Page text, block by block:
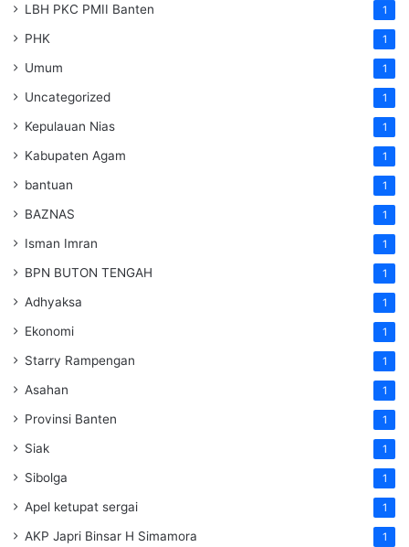
LBH PKC PMII Banten 1
PHK 1
Umum 1
Uncategorized 1
Kepulauan Nias 1
Kabupaten Agam 1
bantuan 1
BAZNAS 1
Isman Imran 1
BPN BUTON TENGAH 1
Adhyaksa 1
Ekonomi 1
Starry Rampengan 1
Asahan 1
Provinsi Banten 1
Siak 1
Sibolga 1
Apel ketupat sergai 1
AKP Japri Binsar H Simamora 1